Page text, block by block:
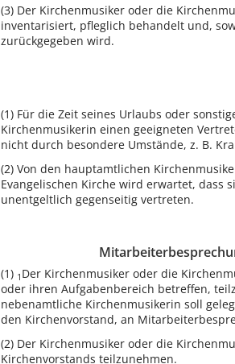
(3) Der Kirchenmusiker oder die
inventarisiert, pfleglich behandelt und,
zurückgegeben wird.
(1) Für die Zeit seines Urlaubs oder
Kirchenmusikerin einen geeigneten
nicht durch besondere Umstände, z. B.
(2) Von den hauptamtlichen
Evangelischen Kirche wird erwartet, dass
unentgeltlich gegenseitig vertreten.
(1) 1 Der Kirchenmusiker oder die
oder ihren Aufgabenbereich betreffen,
nebenamtliche Kirchenmusikerin soll
den Kirchenvorstand, an
(2) Der Kirchenmusiker oder die
Kirchenvorstands teilzunehmen.